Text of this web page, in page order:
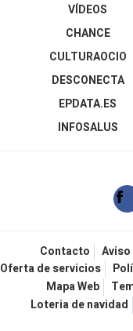
VÍDEOS
CHANCE
CULTURAOCIO
DESCONECTA
EPDATA.ES
INFOSALUS
Contacto
Oferta de servicios
Mapa Web
Loteria de navidad